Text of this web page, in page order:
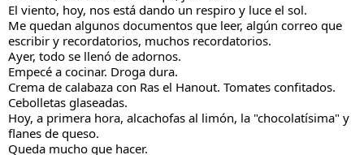
El viento, hoy, nos está dando un respiro y luce el sol.
Me quedan algunos documentos que leer, algún correo que
escribir y recordatorios, muchos recordatorios.
Ayer, todo se llenó de adornos.
Empecé a cocinar. Droga dura.
Crema de calabaza con Ras el Hanout. Tomates confitados.
Cebolletas glaseadas.
Hoy, a primera hora, alcachofas al limón, la "chocolatísima" y
flanes de queso.
Queda mucho que hacer.